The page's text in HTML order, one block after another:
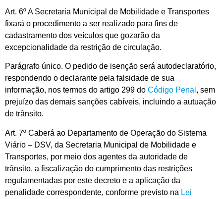
Art. 6º A Secretaria Municipal de Mobilidade e Transportes
fixará o procedimento a ser realizado para fins de
cadastramento dos veículos que gozarão da
excepcionalidade da restrição de circulação.
Parágrafo único. O pedido de isenção será autodeclaratório,
respondendo o declarante pela falsidade de sua
informação, nos termos do artigo 299 do Código Penal , sem
prejuízo das demais sanções cabíveis, incluindo a autuação
de trânsito.
Art. 7º Caberá ao Departamento de Operação do Sistema
Viário – DSV, da Secretaria Municipal de Mobilidade e
Transportes, por meio dos agentes da autoridade de
trânsito, a fiscalização do cumprimento das restrições
regulamentadas por este decreto e a aplicação da
penalidade correspondente, conforme previsto na Lei